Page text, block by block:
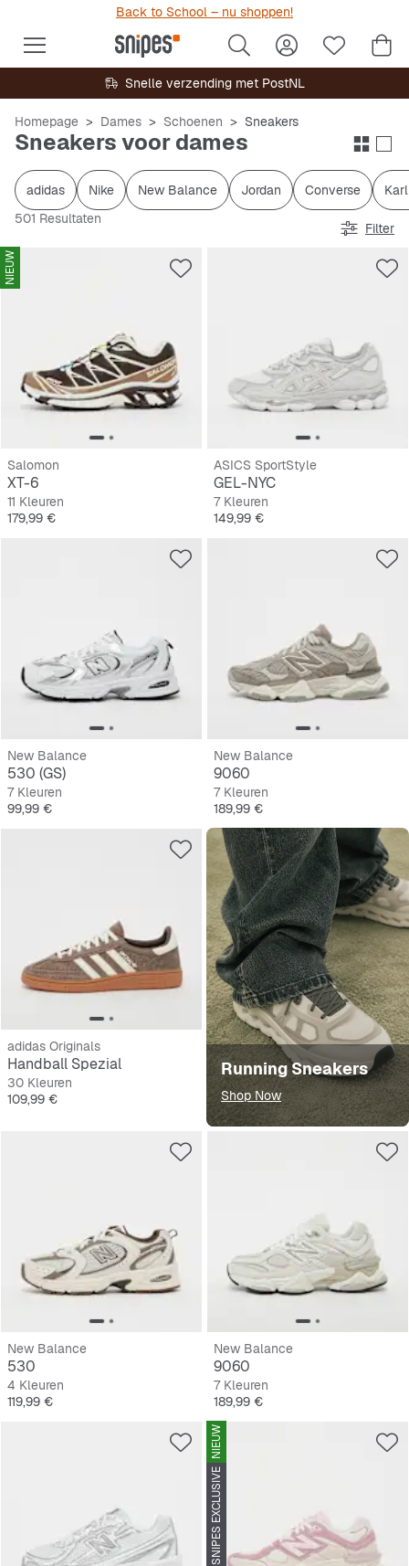
Back to School – nu shoppen!
Snelle verzending met PostNL
Homepage Dames Schoenen Sneakers
Sneakers voor dames
adidas Nike New Balance Jordan Converse
501 Resultaten
Filter
Running Sneakers
Shop Now
NIEUW
Salomon
XT-6
11 Kleuren
Prijs
179,99 €
ASICS SportStyle
GEL-NYC
7 Kleuren
Prijs
149,99 €
New Balance
530 (GS)
7 Kleuren
Prijs
99,99 €
New Balance
9060
7 Kleuren
Prijs
189,99 €
adidas Originals
Handball Spezial
30 Kleuren
Prijs
109,99 €
New Balance
530
4 Kleuren
Prijs
119,99 €
New Balance
9060
7 Kleuren
Prijs
189,99 €
NIEUW
SNIPES EXCLUSIVE